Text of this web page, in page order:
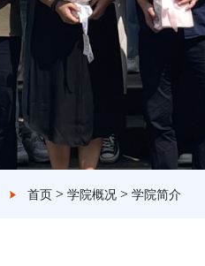
首页 > 学院概况 > 学院简介